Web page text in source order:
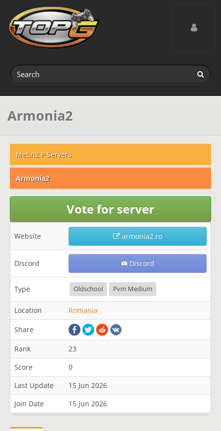
Toggle
Armonia2
Metin2 P Servers
Armonia2
Vote for server
Website armonia2.ro
Discord Discord
Type Oldschool Pvm Medium
Location Romania
Share
Rank
23
Score
0
Last Update
15 Jun 2026
Join Date
15 Jun 2026